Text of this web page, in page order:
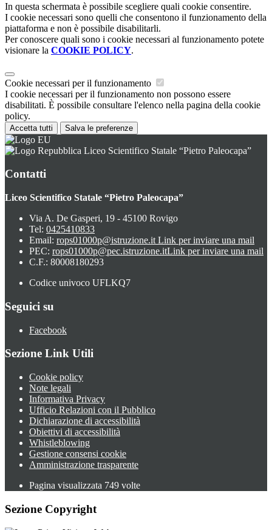
In questa schermata è possibile scegliere quali cookie consentire.
I cookie necessari sono quelli che consentono il funzionamento della
piattaforma e non è possibile disabilitarli.
Per conoscere quali sono i cookie necessari al funzionamento potete
visionare la COOKIE POLICY.
Cookie necessari per il funzionamento
I cookie necessari per il funzionamento non possono essere
disabilitati. È possibile consultare l'elenco nella pagina della cookie
policy.
Accetta tutti Salva le preferenze
Liceo Scientifico Statale “Pietro Paleocapa”
Contatti
Liceo Scientifico Statale “Pietro Paleocapa”
Via A. De Gasperi, 19 - 45100 Rovigo
Tel: 0425410833
Email: rops01000p@istruzione.it Link per inviare una mail
PEC: rops01000p@pec.istruzione.itLink per inviare una mail
C.F.: 80008180293
Codice univoco UFLKQ7
Seguici su
Facebook
Sezione Link Utili
Cookie policy
Note legali
Informativa Privacy
Ufficio Relazioni con il Pubblico
Dichiarazione di accessibilità
Obiettivi di accessibilità
Whistleblowing
Gestione consensi cookie
Amministrazione trasparente
Pagina visualizzata 749 volte
Sezione Copyright